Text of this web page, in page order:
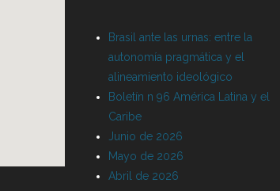
Brasil ante las urnas: entre la
autonomía pragmática y el
alineamiento ideológico
Boletín n 96 América Latina y el
Caribe
Junio de 2026
Mayo de 2026
Abril de 2026